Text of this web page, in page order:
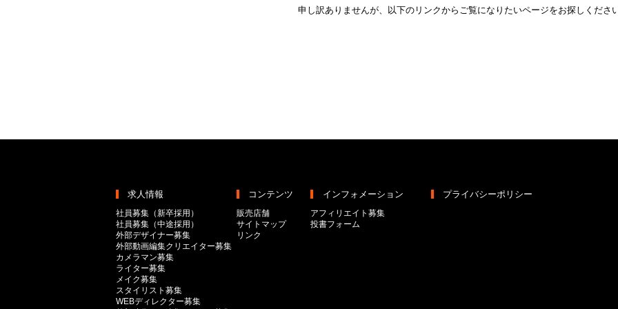
申し訳ありませんが、以下のリンクからご覧になりたいページをお探しくださ
求人情報
社員募集（新卒採用）
社員募集（中途採用）
外部デザイナー募集
外部動画編集クリエイター募集
カメラマン募集
ライター募集
メイク募集
スタイリスト募集
WEBディレクター募集
コンテンツ
販売店舗
サイトマップ
リンク
インフォメーション
アフィリエイト募集
投書フォーム
プライバシーポリシー